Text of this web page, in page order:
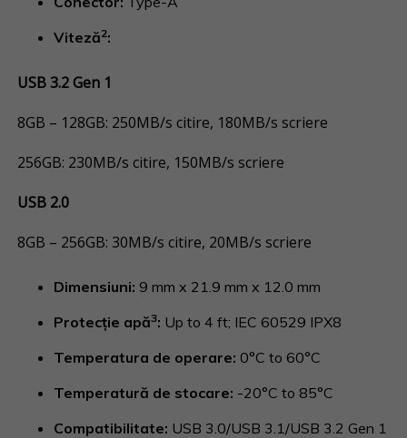
Viteză2:
USB 3.2 Gen 1
8GB – 128GB: 250MB/s citire, 180MB/s scriere
256GB: 230MB/s citire, 150MB/s scriere
USB 2.0
8GB – 256GB: 30MB/s citire, 20MB/s scriere
Dimensiuni: 9 mm x 21.9 mm x 12.0 mm
Protecţie apă3: Up to 4 ft; IEC 60529 IPX8
Temperatura de operare:0°C to 60°C
Temperatură de stocare: -20°C to 85°C
Compatibilitate: USB 3.0/USB 3.1/USB 3.2 Gen 1